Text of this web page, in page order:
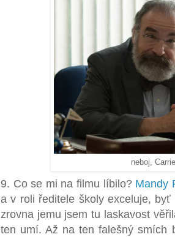
neboj,
9. Co se mi na filmu líbilo? Mandy
a v roli ředitele školy exceluje,
zrovna jemu jsem tu laskavost
ten umí. Až na ten falešný smích